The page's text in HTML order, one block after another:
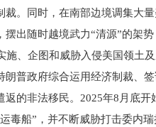
。同时，在南部边境调集大
出随时越境武力“清源”的架
施、企图和威胁入侵美国领土
普政府综合运用经济制裁、
的非法移民。2025年8月底
毒船”，并不断威胁打击委内